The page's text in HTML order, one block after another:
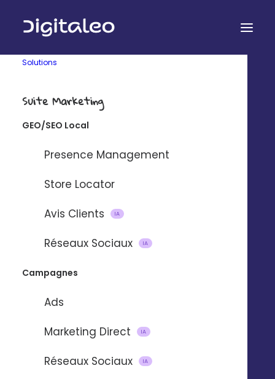
Solutions
Suite Marketing
GEO/SEO Local
Presence Management
Store Locator
Avis Clients
IA
Réseaux Sociaux IA
Campagnes
Ads
Marketing Direct
IA
Réseaux Sociaux IA
Solution drive-to-
storep
de points de vente
Attirez les clients à proximité de vos